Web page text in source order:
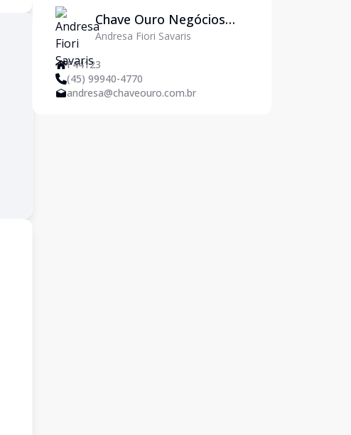
Chave Ouro Negócios
Imobiliários
Andresa Fiori Savaris
F44123
(45) 99940-4770
andresa@chaveouro.com.br